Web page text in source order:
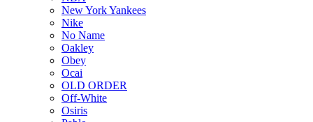
New York Yankees
Nike
No Name
Oakley
Obey
Ocai
OLD ORDER
Off-White
Osiris